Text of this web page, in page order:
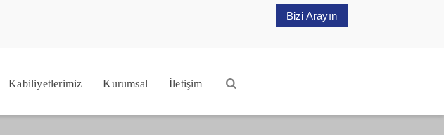
Bizi Arayın
Kabiliyetlerimiz Kurumsal İletişim